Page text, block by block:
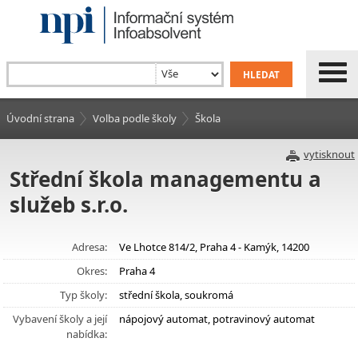
Úvodní strana Volba podle školy Škola
vytisknout
Střední škola managementu a
služeb s.r.o.
Adresa:
Ve Lhotce 814/2, Praha 4 - Kamýk, 14200
Okres:
Praha 4
Typ školy:
střední škola, soukromá
Vybavení školy a její
nabídka:
nápojový automat, potravinový automat